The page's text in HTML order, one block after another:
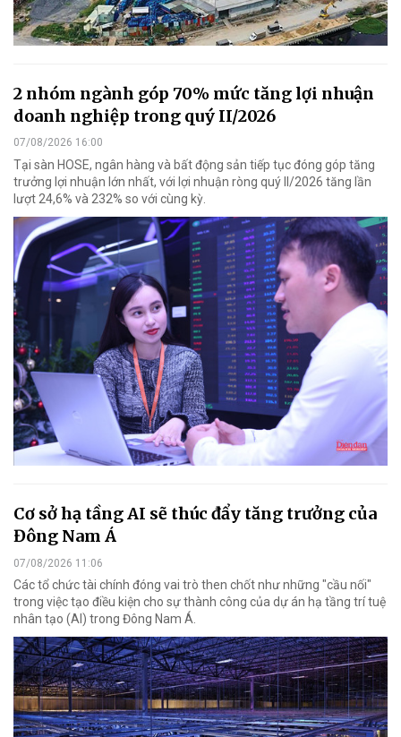
2 nhóm ngành góp 70% mức tăng lợi nhuận
doanh nghiệp trong quý II/2026
07/08/2026 16:00
Tại sàn HOSE, ngân hàng và bất động sản tiếp tục đóng góp tăng
trưởng lợi nhuận lớn nhất, với lợi nhuận ròng quý II/2026 tăng lần
lượt 24,6% và 232% so với cùng kỳ.
Cơ sở hạ tầng AI sẽ thúc đẩy tăng trưởng của
Đông Nam Á
07/08/2026 11:06
Các tổ chức tài chính đóng vai trò then chốt như những "cầu nối"
trong việc tạo điều kiện cho sự thành công của dự án hạ tầng trí tuệ
nhân tạo (AI) trong Đông Nam Á.